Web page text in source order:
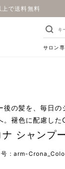
で送料無料
サロン
後の髪を、毎日
。褪色に配慮した
ナ シャンプ
arm-